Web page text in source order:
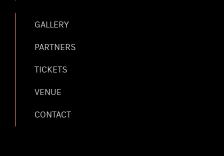
GALLERY
PARTNERS
TICKETS
VENUE
CONTACT